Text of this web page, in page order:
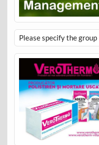
Please specify the group